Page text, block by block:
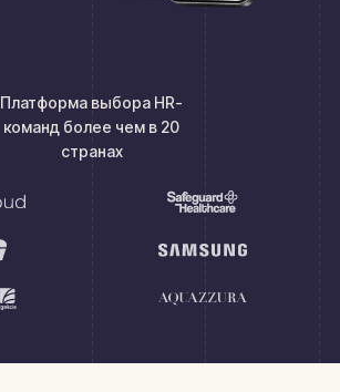
Платформа выбора HR-
команд более чем в 20
странах